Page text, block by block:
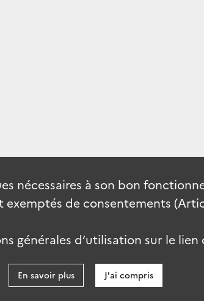
nécessaires à son bon
exemptés de consentements
générales d’utilisation sur le lien
En savoir plus J'ai compris